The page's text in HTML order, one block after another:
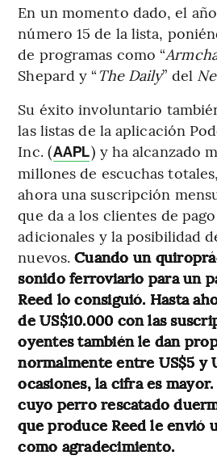
En un momento dado, el
número 15 de la lista,
de programas como “
Shepard y “The Daily” del
Su éxito involuntario
las listas de la aplicación
Inc. (AAPL) y ha alcanzado
millones de escuchas
ahora una suscripción
que da a los clientes de
adicionales y la posibilidad
nuevos.Cuando un
sonido ferroviario para un
Reed lo consiguió. Hasta
de US$10.000 con las
oyentes también le dan
normalmente entre US$5 y
ocasiones, la cifra es
cuyo perro rescatado
que produce Reed le envió
como agradecimiento.